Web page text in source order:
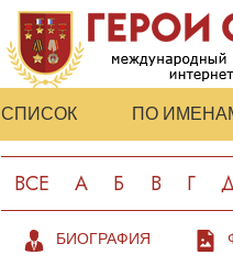
СПИСОК ПО
ВСЕ А Б В Г
БИОГРАФИЯ